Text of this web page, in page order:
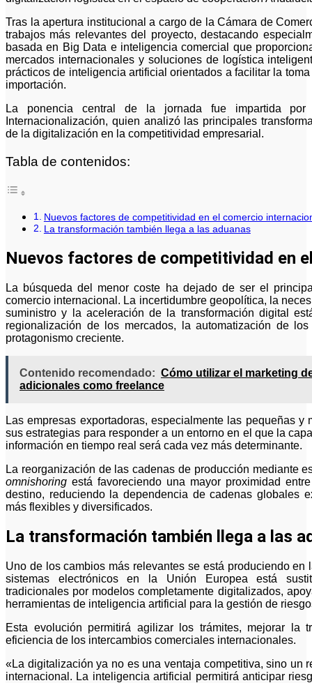
Tras la apertura institucional a cargo de la Cámara de
trabajos más relevantes del proyecto, destacando
basada en Big Data e inteligencia comercial que
mercados internacionales y soluciones de logística
prácticos de inteligencia artificial orientados a facilitar la
importación.
La ponencia central de la jornada fue impartida por
Internacionalización, quien analizó las principales
de la digitalización en la competitividad empresarial.
Tabla de contenidos:
Nuevos factores de competitividad en el comercio
La transformación también llega a las aduanas
Nuevos factores de competitividad en
La búsqueda del menor coste ha dejado de ser el
comercio internacional. La incertidumbre geopolítica, la
suministro y la aceleración de la transformación digital
regionalización de los mercados, la automatización de
protagonismo creciente.
Contenido recomendado: Cómo utilizar el marketing
adicionales como freelance
Las empresas exportadoras, especialmente las pequeñas
sus estrategias para responder a un entorno en el que la
información en tiempo real será cada vez más determinante.
La reorganización de las cadenas de producción mediante
omnishoring está favoreciendo una mayor proximidad
destino, reduciendo la dependencia de cadenas globales
más flexibles y diversificados.
La transformación también llega a las
Uno de los cambios más relevantes se está produciendo
sistemas electrónicos en la Unión Europea está
tradicionales por modelos completamente digitalizados,
herramientas de inteligencia artificial para la gestión de
Esta evolución permitirá agilizar los trámites, mejorar la
eficiencia de los intercambios comerciales internacionales.
«La digitalización ya no es una ventaja competitiva, sino un
internacional. La inteligencia artificial permitirá anticipar